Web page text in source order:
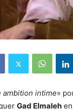
ambition intime»
Gad Elmaleh